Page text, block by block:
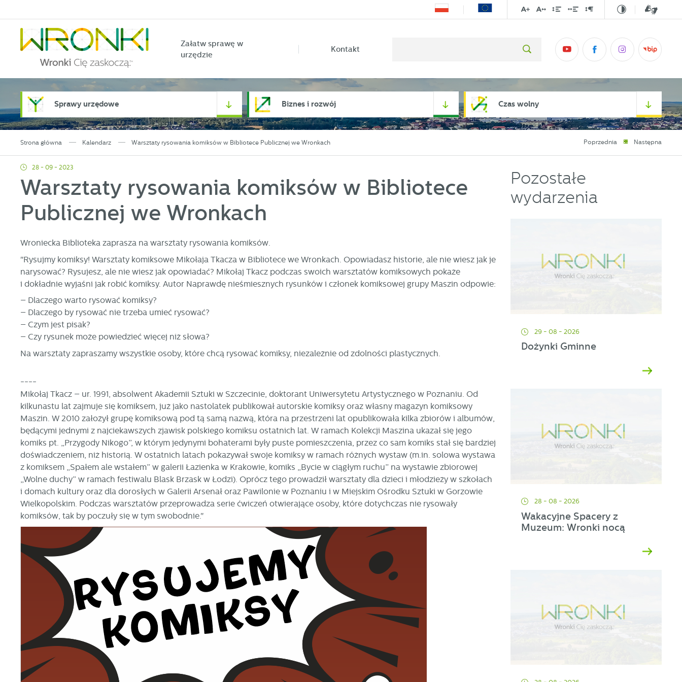
Załatw sprawę w
urzędzie
Kontakt
Sprawy urzędowe Biznes i rozwój Czas wolny
Strona główna Kalendarz Warsztaty rysowania komiksów w Bibliotece Publicznej we Wronkach Poprzednia Następna
28 - 09 - 2023
Warsztaty rysowania komiksów w Bibliotece
Publicznej we Wronkach
Wroniecka Biblioteka zaprasza na warsztaty rysowania komiksów.
"Rysujmy komiksy! Warsztaty komiksowe Mikołaja Tkacza w Bibliotece we Wronkach. Opowiadasz historie, ale nie wiesz jak je
narysować? Rysujesz, ale nie wiesz jak opowiadać? Mikołaj Tkacz podczas swoich warsztatów komiksowych pokaże
i dokładnie wyjaśni jak robić komiksy. Autor Naprawdę nieśmiesznych rysunków i członek komiksowej grupy Maszin odpowie:
– Dlaczego warto rysować komiksy?
– Dlaczego by rysować nie trzeba umieć rysować?
– Czym jest pisak?
– Czy rysunek może powiedzieć więcej niż słowa?
Na warsztaty zapraszamy wszystkie osoby, które chcą rysować komiksy, niezależnie od zdolności plastycznych.
----
Mikołaj Tkacz – ur. 1991, absolwent Akademii Sztuki w Szczecinie, doktorant Uniwersytetu Artystycznego w Poznaniu. Od
kilkunastu lat zajmuje się komiksem, już jako nastolatek publikował autorskie komiksy oraz własny magazyn komiksowy
Maszin. W 2010 założył grupę komiksową pod tą samą nazwą, która na przestrzeni lat opublikowała kilka zbiorów i albumów,
będącymi jednymi z najciekawszych zjawisk polskiego komiksu ostatnich lat. W ramach Kolekcji Maszina ukazał się jego
komiks pt. „Przygody Nikogo”, w którym jedynymi bohaterami były puste pomieszczenia, przez co sam komiks stał się bardziej
doświadczeniem, niż historią. W ostatnich latach pokazywał swoje komiksy w ramach różnych wystaw (m.in. solowa wystawa
z komiksem „Spałem ale wstałem” w galerii Łazienka w Krakowie, komiks „Bycie w ciągłym ruchu” na wystawie zbiorowej
„Wolne duchy” w ramach festiwalu Blask Brzask w Łodzi). Oprócz tego prowadził warsztaty dla dzieci i młodzieży w szkołach
i domach kultury oraz dla dorosłych w Galerii Arsenał oraz Pawilonie w Poznaniu i w Miejskim Ośrodku Sztuki w Gorzowie
Wielkopolskim. Podczas warsztatów przeprowadza serie ćwiczeń otwierające osoby, które dotychczas nie rysowały
komiksów, tak by poczuły się w tym swobodnie."
Pozostałe
wydarzenia
29 - 08 - 2026
Dożynki Gminne
28 - 08 - 2026
Wakacyjne Spacery z
Muzeum: Wronki nocą
Szanujemy Twoją prywatność. Możesz zmienić ustawienia cookies lub zaakceptować
je wszystkie. W dowolnym momencie możesz dokonać zmiany swoich ustawień.